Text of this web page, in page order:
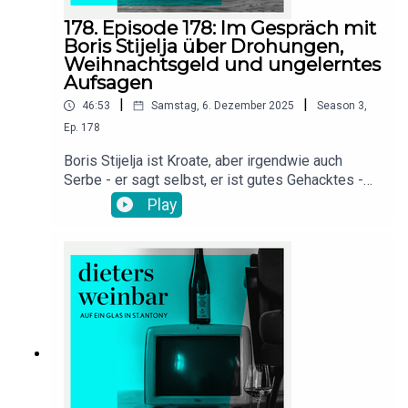
178. Episode 178: Im Gespräch mit
Boris Stijelja über Drohungen,
Weihnachtsgeld und ungelerntes
Aufsagen
46:53 | Samstag, 6. Dezember 2025 | Season 3,
Ep. 178
Boris Stijelja ist Kroate, aber irgendwie auch
Serbe - er sagt selbst, er ist gutes Gehacktes -
halb und halb. Seine Vergangenheit ist eine
klassiche Gastarbeitergeschichte und eben auch
Schon früh hat er sein darstellerisches Talent
entdeckt und weil niemand sonst das sehen
wollte, ist er ein klassischer Self-Made Man auf
der Bühne und ist jetzt auch zum Buchautor
mutiert und sogar Theaterleiter im
Boulevardtheater Deidesheim. Und da gab es
auch mal was mit dem Kunze ... Und was das alles
mit einem Kunze Musical zu tun hat und warum
Play